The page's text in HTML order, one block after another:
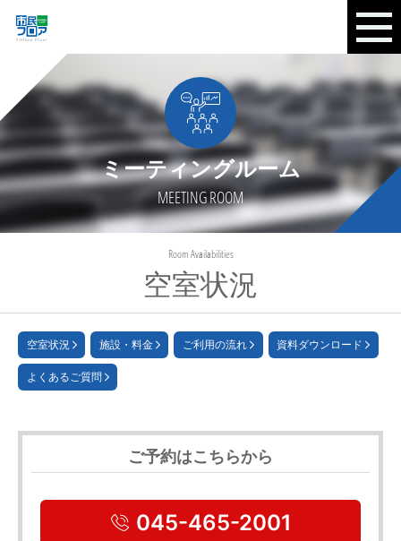
ミーティングルーム
MEETING ROOM
空室状況
Room Availabilities
空室状況 施設・料金 ご利用の流れ 資料ダウンロード
よくあるご質問
ご予約はこちらから
045-465-2001